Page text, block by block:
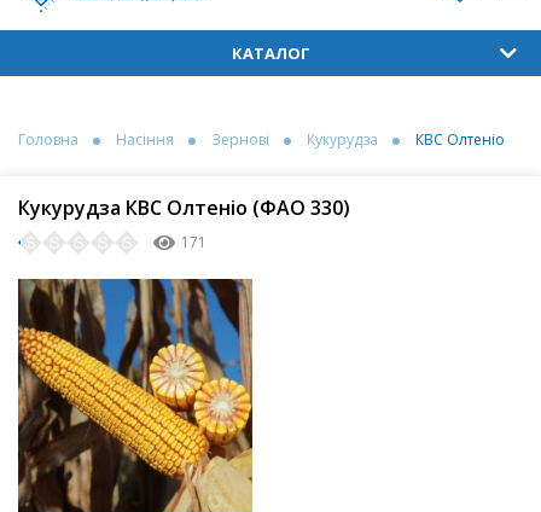
КАТАЛОГ
Головна Насіння Зернові Кукурудза КВС Олтеніо
Кукурудза КВС Олтеніо (ФАО 330)
171